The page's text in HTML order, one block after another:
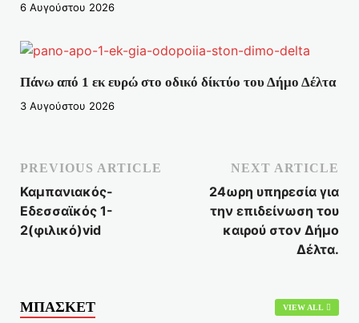
6 Αυγούστου 2026
Πάνω από 1 εκ ευρώ στο οδικό δίκτύο του Δήμο Δέλτα
3 Αυγούστου 2026
PREVIOUS ARTICLE
Καμπανιακός-
Εδεσσαϊκός 1-
2(φιλικό)vid
NEXT ARTICLE
24ωρη υπηρεσία για
την επιδείνωση του
καιρού στον Δήμο
Δέλτα.
ΜΠΑΣΚΕΤ VIEW ALL